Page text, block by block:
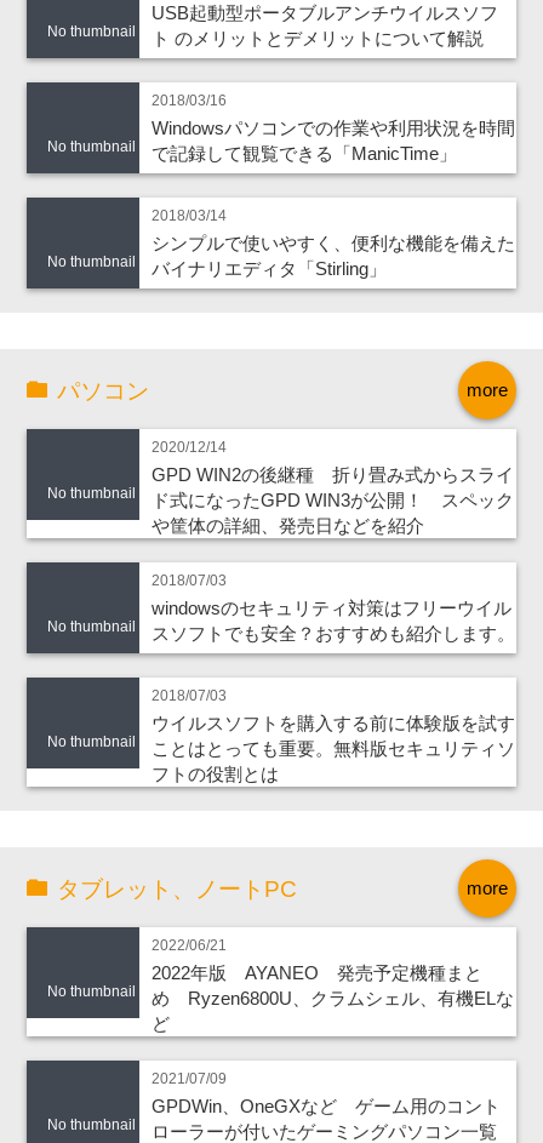
No thumbnail
USB起動型ポータブルアンチウイルスソフ
ト のメリットとデメリットについて解説
No thumbnail
2018/03/16
Windowsパソコンでの作業や利用状況を時間
で記録して観覧できる「ManicTime」
No thumbnail
2018/03/14
シンプルで使いやすく、便利な機能を備えた
バイナリエディタ「Stirling」
more
パソコン
No thumbnail
2020/12/14
GPD WIN2の後継種 折り畳み式からスライ
ド式になったGPD WIN3が公開！ スペック
や筐体の詳細、発売日などを紹介
No thumbnail
2018/07/03
windowsのセキュリティ対策はフリーウイル
スソフトでも安全？おすすめも紹介します。
No thumbnail
2018/07/03
ウイルスソフトを購入する前に体験版を試す
ことはとっても重要。無料版セキュリティソ
フトの役割とは
more
タブレット、ノートPC
No thumbnail
2022/06/21
2022年版 AYANEO 発売予定機種まと
め Ryzen6800U、クラムシェル、有機ELな
ど
No thumbnail
2021/07/09
GPDWin、OneGXなど ゲーム用のコント
ローラーが付いたゲーミングパソコン一覧